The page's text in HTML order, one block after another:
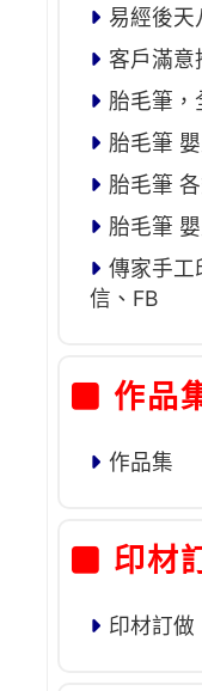
易經後天
客戶滿意
胎毛筆，
胎毛筆
胎毛筆
胎毛筆
傳家手工
信、FB
作品
作品集
印材
印材訂做